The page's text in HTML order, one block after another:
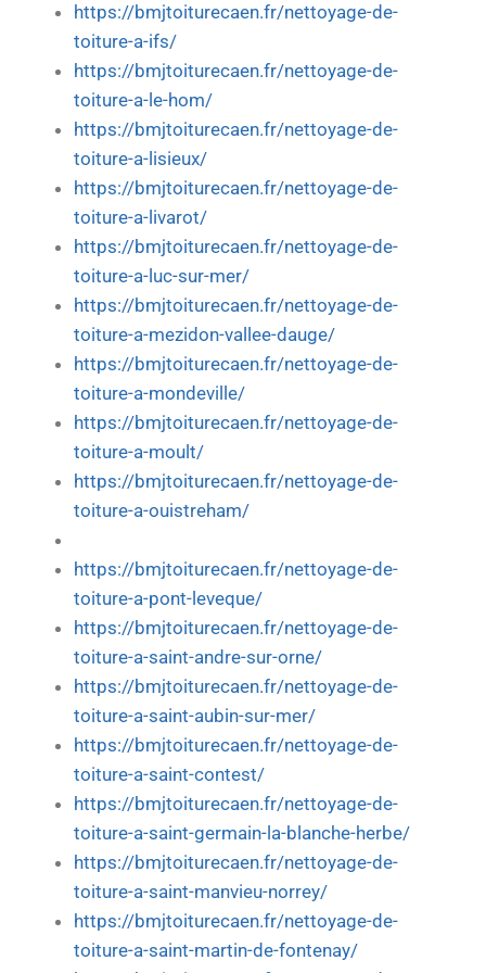
https://bmjtoiturecaen.fr/nettoyage-de-
toiture-a-ifs/
https://bmjtoiturecaen.fr/nettoyage-de-
toiture-a-le-hom/
https://bmjtoiturecaen.fr/nettoyage-de-
toiture-a-lisieux/
https://bmjtoiturecaen.fr/nettoyage-de-
toiture-a-livarot/
https://bmjtoiturecaen.fr/nettoyage-de-
toiture-a-luc-sur-mer/
https://bmjtoiturecaen.fr/nettoyage-de-
toiture-a-mezidon-vallee-dauge/
https://bmjtoiturecaen.fr/nettoyage-de-
toiture-a-mondeville/
https://bmjtoiturecaen.fr/nettoyage-de-
toiture-a-moult/
https://bmjtoiturecaen.fr/nettoyage-de-
toiture-a-ouistreham/
https://bmjtoiturecaen.fr/nettoyage-de-
toiture-a-pont-leveque/
https://bmjtoiturecaen.fr/nettoyage-de-
toiture-a-saint-andre-sur-orne/
https://bmjtoiturecaen.fr/nettoyage-de-
toiture-a-saint-aubin-sur-mer/
https://bmjtoiturecaen.fr/nettoyage-de-
toiture-a-saint-contest/
https://bmjtoiturecaen.fr/nettoyage-de-
toiture-a-saint-germain-la-blanche-herbe/
https://bmjtoiturecaen.fr/nettoyage-de-
toiture-a-saint-manvieu-norrey/
https://bmjtoiturecaen.fr/nettoyage-de-
toiture-a-saint-martin-de-fontenay/